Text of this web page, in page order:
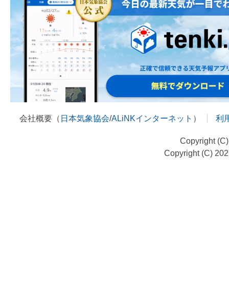
会社概要（ 日本気象協会/ALiNKインターネット ） 利
Copyright
Copyright (C)